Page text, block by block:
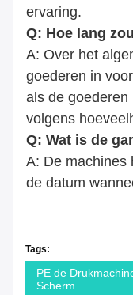
ervaring.
Q: Hoe lang
A: Over het
goederen in
als de
volgens
Q: Wat is de
A: De machines
de datum
Tags:
PE de
Scherm